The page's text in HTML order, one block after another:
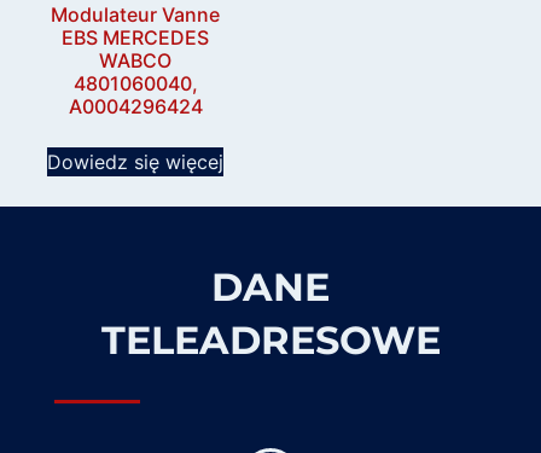
Modulateur Vanne
EBS MERCEDES
WABCO
4801060040,
A0004296424
Dowiedz się więcej
DANE
TELEADRESOWE